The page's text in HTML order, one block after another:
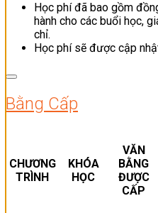
Học phí đã bao gồm
hành cho các buổi học,
chỉ.
Học phí sẽ được cập
Bằng Cấp
CHƯƠNG
TRÌNH
KHÓA
HỌC
VĂN
BẰNG
ĐƯỢC
CẤP